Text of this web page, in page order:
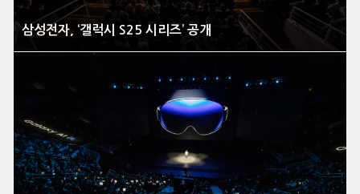
삼성전자, ‘갤럭시 S25 시리즈’ 공개